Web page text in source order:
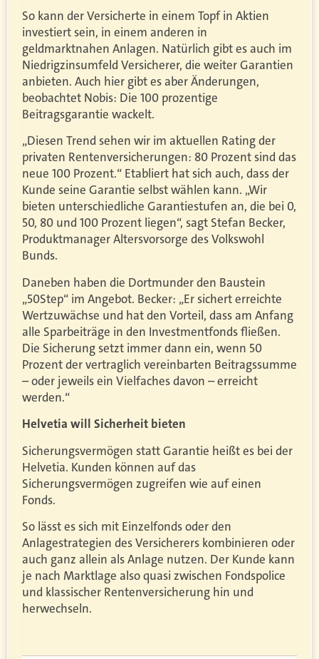
So kann der Versicherte in einem Topf in Aktien
investiert sein, in einem anderen in
geldmarktnahen Anlagen. Natürlich gibt es auch im
Niedrigzinsumfeld Versicherer, die weiter Garantien
anbieten. Auch hier gibt es aber Änderungen,
beobachtet Nobis: Die 100 prozentige
Beitragsgarantie wackelt.
„Diesen Trend sehen wir im aktuellen Rating der
privaten Rentenversicherungen: 80 Prozent sind das
neue 100 Prozent.“ Etabliert hat sich auch, dass der
Kunde seine Garantie selbst wählen kann. „Wir
bieten unterschiedliche Garantiestufen an, die bei 0,
50, 80 und 100 Prozent liegen“, sagt Stefan Becker,
Produktmanager Altersvorsorge des Volkswohl
Bunds.
Daneben haben die Dortmunder den Baustein
„50Step“ im Angebot. Becker: „Er sichert erreichte
Wertzuwächse und hat den Vorteil, dass am Anfang
alle Sparbeiträge in den Investmentfonds fließen.
Die Sicherung setzt immer dann ein, wenn 50
Prozent der vertraglich vereinbarten Beitragssumme
– oder jeweils ein Vielfaches davon – erreicht
werden.“
Helvetia will Sicherheit bieten
Sicherungsvermögen statt Garantie heißt es bei der
Helvetia. Kunden können auf das
Sicherungsvermögen zugreifen wie auf einen
Fonds.
So lässt es sich mit Einzelfonds oder den
Anlagestrategien des Versicherers kombinieren oder
auch ganz allein als Anlage nutzen. Der Kunde kann
je nach Marktlage also quasi zwischen Fondspolice
und klassischer Rentenversicherung hin und
herwechseln.